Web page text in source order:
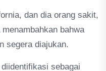
dan dia orang sakit,
bahwa
segera diajukan.
sebagai